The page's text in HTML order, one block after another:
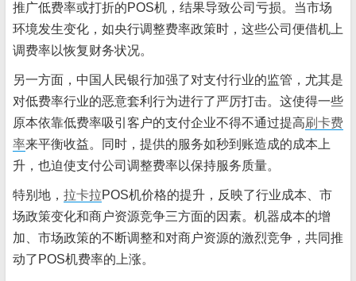
推广低费率或打折的POS机，结果导致公司亏损。当市场
环境发生变化，如央行调整费率政策时，这些公司便借机上
调费率以恢复财务状况。
另一方面，中国人民银行加强了对支付行业的监管，尤其是
对低费率行业的恶意套利行为进行了严厉打击。这使得一些
原本依靠低费率吸引客户的支付企业不得不通过提高刷卡费
率来平衡收益。同时，提供的服务如秒到账造成的成本上
升，也迫使支付公司调整费率以保持服务质量。
特别地， 拉卡拉POS机价格的提升，反映了行业成本、市
场政策变化和商户资源竞争三方面的因素。机器成本的增
加、市场政策的不断调整和对商户资源的激烈竞争，共同推
动了POS机费率的上涨。